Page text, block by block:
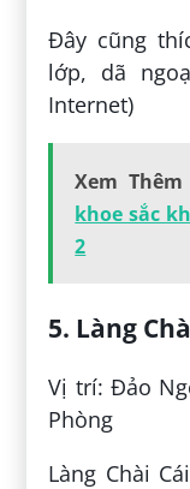
Đây cũng
lớp, dã
Internet)
Xem Thêm
khoe sắc
2
5. Làng
Vị trí: Đảo
Phòng
Làng Chài